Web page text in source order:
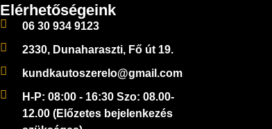
Elérhetőségeink
06 30 934 9123
2330, Dunaharaszti, Fő út 19.
kundkautoszerelo@gmail.com
H-P: 08:00 - 16:30 Szo: 08.00-
12.00 (Előzetes bejelenkezés